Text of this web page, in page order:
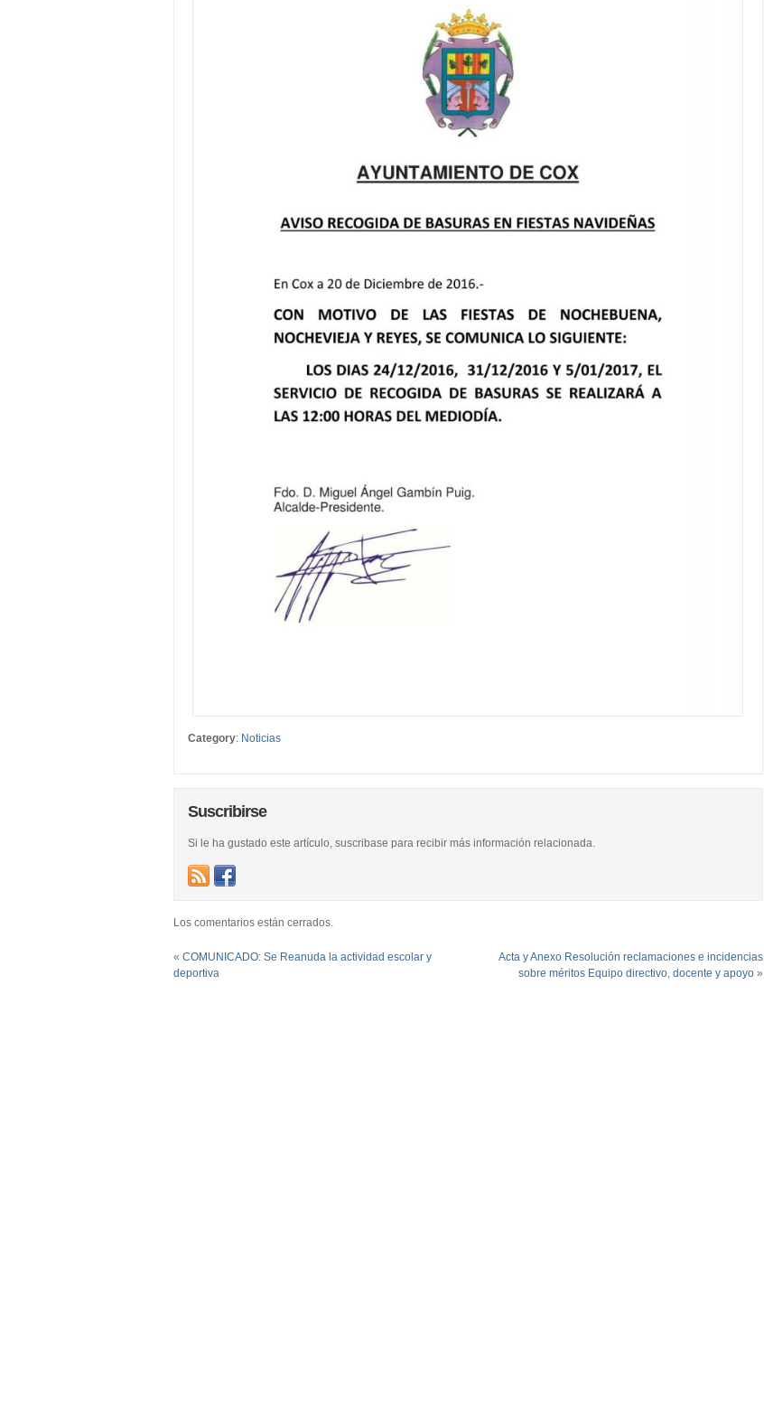
Category: Noticias
Suscribirse
Si le ha gustado este artículo, suscribase para recibir más información relacionada.
Los comentarios están cerrados.
« COMUNICADO: Se Reanuda la actividad escolar y
deportiva
Acta y Anexo Resolución reclamaciones e incidencias
sobre méritos Equipo directivo, docente y apoyo»